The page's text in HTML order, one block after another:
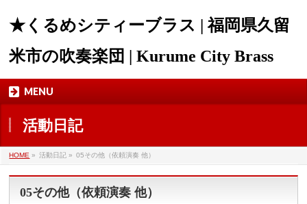
★くるめシティーブラス | 福岡県久留
米市の吹奏楽団 | Kurume City Brass
MENU
活動日記
HOME » 活動日記 » 05その他（依頼演奏 他）
05その他（依頼演奏 他）